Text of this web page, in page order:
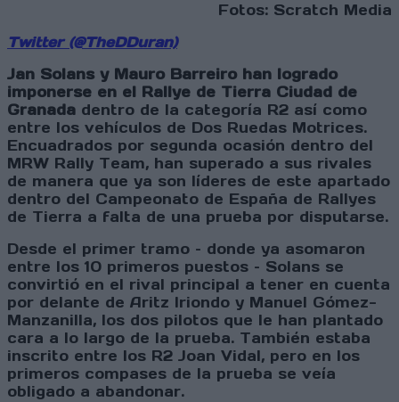
Fotos: Scratch Media
Twitter (@TheDDuran)
Jan Solans y Mauro Barreiro han logrado
imponerse en el Rallye de Tierra Ciudad de
Granada dentro de la categoría R2 así como
entre los vehículos de Dos Ruedas Motrices.
Encuadrados por segunda ocasión dentro del
MRW Rally Team, han superado a sus rivales
de manera que ya son líderes de este apartado
dentro del Campeonato de España de Rallyes
de Tierra a falta de una prueba por disputarse.
Desde el primer tramo – donde ya asomaron
entre los 10 primeros puestos – Solans se
convirtió en el rival principal a tener en cuenta
por delante de Aritz Iriondo y Manuel Gómez-
Manzanilla, los dos pilotos que le han plantado
cara a lo largo de la prueba. También estaba
inscrito entre los R2 Joan Vidal, pero en los
primeros compases de la prueba se veía
obligado a abandonar.